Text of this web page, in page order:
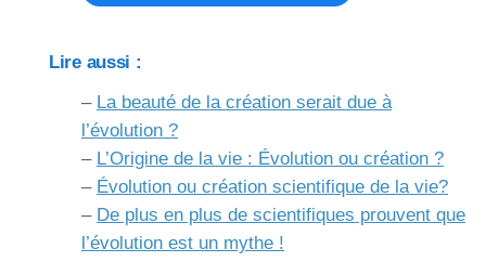
Lire aussi :
– La beauté de la création serait due à
l’évolution ?
– L’Origine de la vie : Évolution ou création ?
– Évolution ou création scientifique de la vie?
– De plus en plus de scientifiques prouvent que
l’évolution est un mythe !